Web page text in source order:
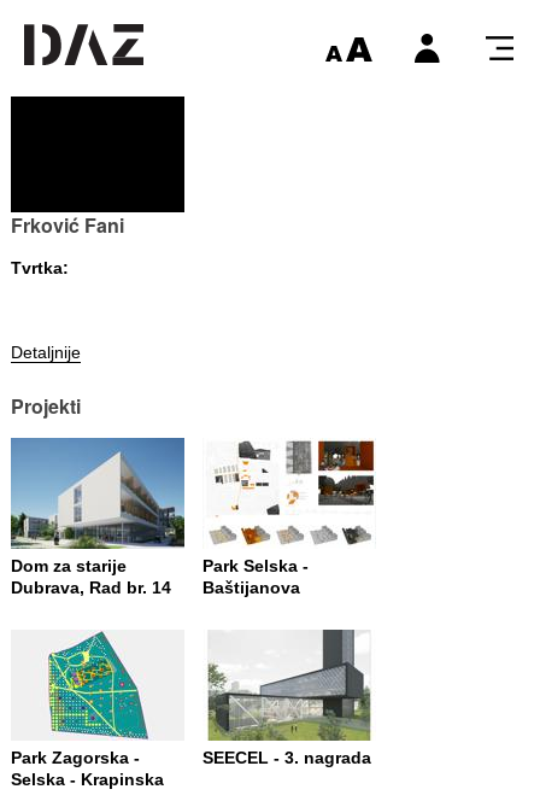
Frković Fani
Tvrtka:
Detaljnije
Projekti
Dom za starije
Dubrava, Rad br. 14
Park Selska -
Baštijanova
Park Zagorska -
Selska - Krapinska
SEECEL - 3. nagrada